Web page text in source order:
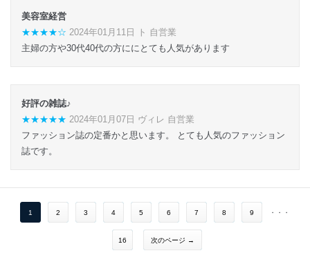
美容室経営
★★★★☆ 2024年01月11日 ト 自営業
主婦の方や30代40代の方ににとても人気があります
好評の雑誌♪
★★★★★ 2024年01月07日 ヴィレ 自営業
ファッション誌の定番かと思います。 とても人気のファッション
誌です。
1 2 3 4 5 6 7 8 9 ・・・
16 次のページ →